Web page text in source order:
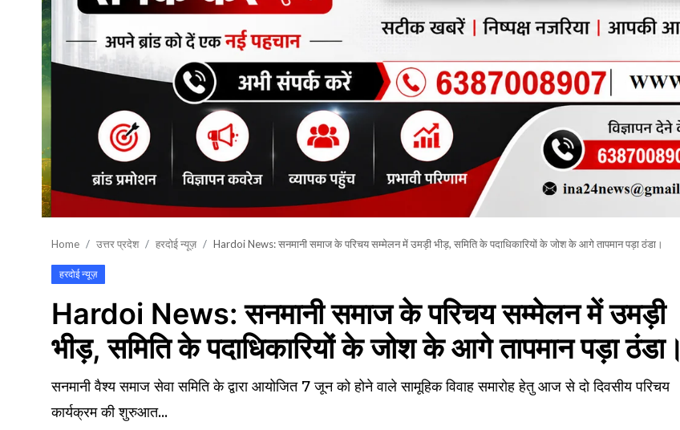
Contacts
इतिहास \ साहित्य
शिक्षा\रोजगार
मनोरंजन
स्वास्थ्य\लाइफस्टाइल
विशेष स्टोरी
अजब गजब
नई दिल्ली
टेक्नोलॉजी / बिजनेस
Home उत्तर प्रदेश हरदोई न्यूज़ Hardoi News: सनमानी समाज के परिचय सम्मेलन में उमड़ी भीड़, समिति के पदाधिकारियों के जोश के आगे तापमान पड़ा ठंडा।
हरदोई न्यूज़
Hardoi News: सनमानी समाज के परिचय सम्मेलन में उमड़ी
भीड़, समिति के पदाधिकारियों के जोश के आगे तापमान पड़ा ठंडा।
सनमानी वैश्य समाज सेवा समिति के द्वारा आयोजित 7 जून को होने वाले सामूहिक विवाह समारोह हेतु आज से दो दिवसीय परिचय
कार्यक्रम की शुरुआत...